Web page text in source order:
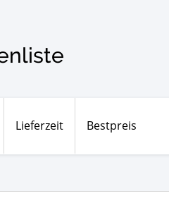
Lieferzeit Bestpreis